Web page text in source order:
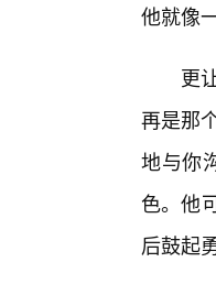
他就像
更
再是那
地与你
色。他
后鼓起